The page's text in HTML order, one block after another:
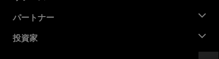
キャリア
お問い合わせ
メディア ライブラリ
デベロッパー セントラル
ケース スタディ
パートナー
AMD パートナー ハブ
投資家